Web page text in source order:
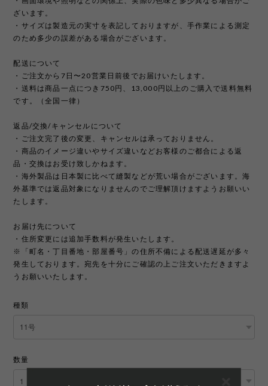
ざいます。
・サイズは製造元の実寸を表記しておりますが、手作業による測定
のため多少の誤差がある場合がございます。
配送について
・ご注文から7日〜20営業日前後でお届けいたします。
・送料は商品一点につき750円、13,000円以上のご購入で送料無料
です。（全国一律）
返品/交換/キャンセルについて
・ご注文完了後の変更、キャンセルは承っておりません。
・商品のイメージ違いやサイズ違いなどお客様のご都合による返
品・交換はお受け致しかねます。
・海外製品は日本製に比べて縫製などが荒い場合がございます。海
外基準では返品対象になりませんのでご理解頂けますようお願いい
たします。
お届け先について
・住所変更には追加手数料が発生いたします。
※「町名・丁目番地・部屋番号」の住所不備による配送遅延が多々
発生しております。宛先を十分にご確認の上ご注文いただきますよ
うお願いいたします。
種類
数量